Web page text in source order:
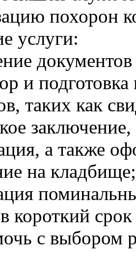
похорон
услуги:
и
таких как
а также
на кладбище;
короткий
с выбором